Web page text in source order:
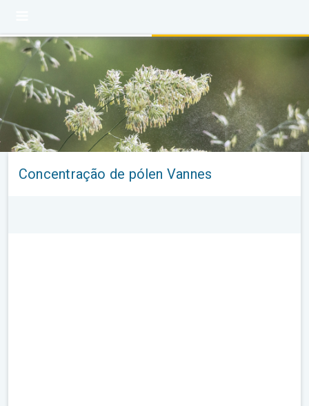
Concentração de pólen Vannes